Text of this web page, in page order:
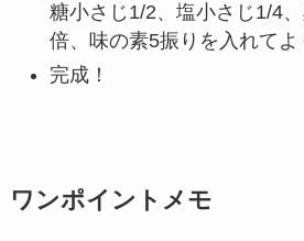
糖小さじ1/2、塩小さじ1/4
倍、味の素5振りを入れてよ
完成！
ワンポイントメモ